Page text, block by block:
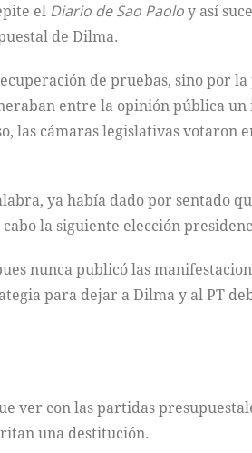
el Diario de Sao Paoloy así
de Dilma.
de pruebas, sino por
entre la opinión pública
las cámaras legislativas votaron
ya había dado por sentado
la siguiente elección
nunca publicó las
para dejar a Dilma y al PT
ver con las partidas
una destitución.